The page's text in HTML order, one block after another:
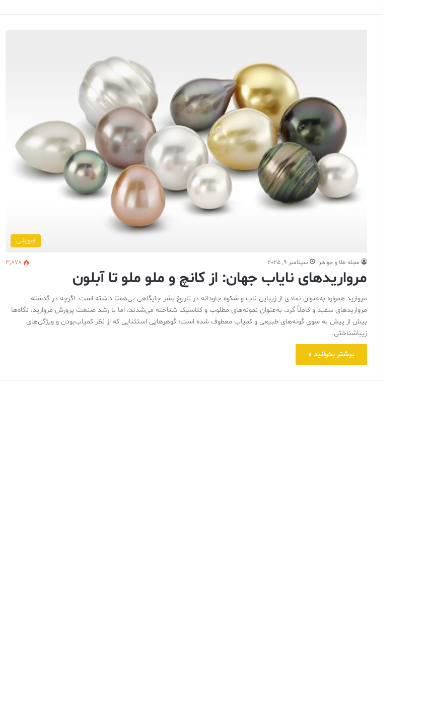
آموزشی
مجله طلا و جواهر سپتامبر 9, 2025 3,878
مرواریدهای نایاب جهان: از کانچ و ملو ملو تا آبلون
مروارید همواره به‌عنوان نمادی از زیبایی ناب و شکوه جاودانه در تاریخ بشر جایگاهی بی‌همتا داشته است. اگرچه در گذشته
مرواریدهای سفید و کاملاً گرد، به‌عنوان نمونه‌های مطلوب و کلاسیک شناخته می‌شدند، اما با رشد صنعت پرورش مروارید، نگاه‌ها
بیش از پیش به سوی گونه‌های طبیعی و کمیاب معطوف شده است؛ گوهرهایی استثنایی که از نظر کمیاب‌بودن و ویژگی‌های
زیباشناختی…
بیشتر بخوانید »